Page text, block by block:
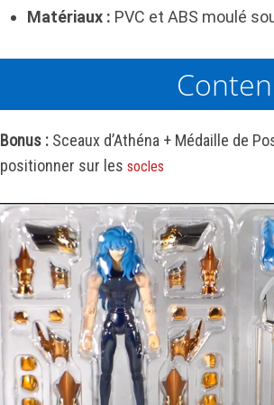
Matériaux : PVC et ABS moulé
Bonus : Sceaux d’Athéna + Médaille de
positionner sur les socles